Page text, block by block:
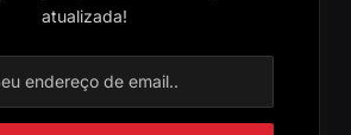
atualizada!